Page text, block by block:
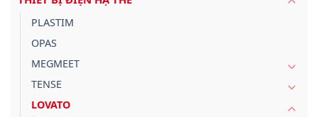
PLASTIM
OPAS
MEGMEET
TENSE
LOVATO